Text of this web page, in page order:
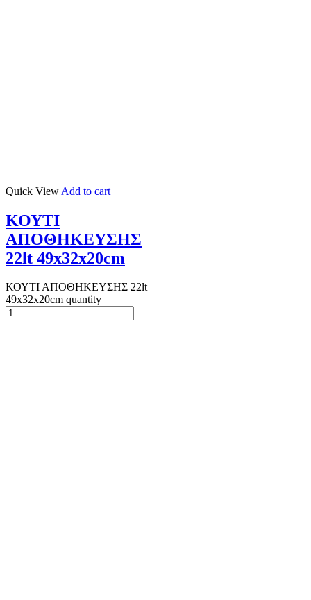
Quick View Add to cart
ΚΟΥΤΙ
ΑΠΟΘΗΚΕΥΣΗΣ
22lt 49x32x20cm
ΚΟΥΤΙ ΑΠΟΘΗΚΕΥΣΗΣ 22lt
49x32x20cm quantity